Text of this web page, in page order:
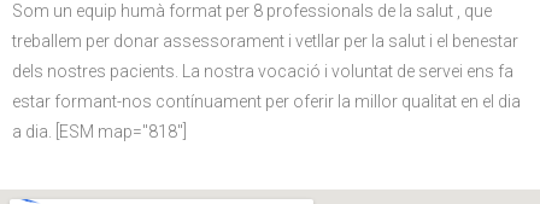
Som un equip humà format per 8 professionals de la salut , que
treballem per donar assessorament i vetllar per la salut i el benestar
dels nostres pacients. La nostra vocació i voluntat de servei ens fa
estar formant-nos contínuament per oferir la millor qualitat en el dia
a dia. [ESM map="818"]